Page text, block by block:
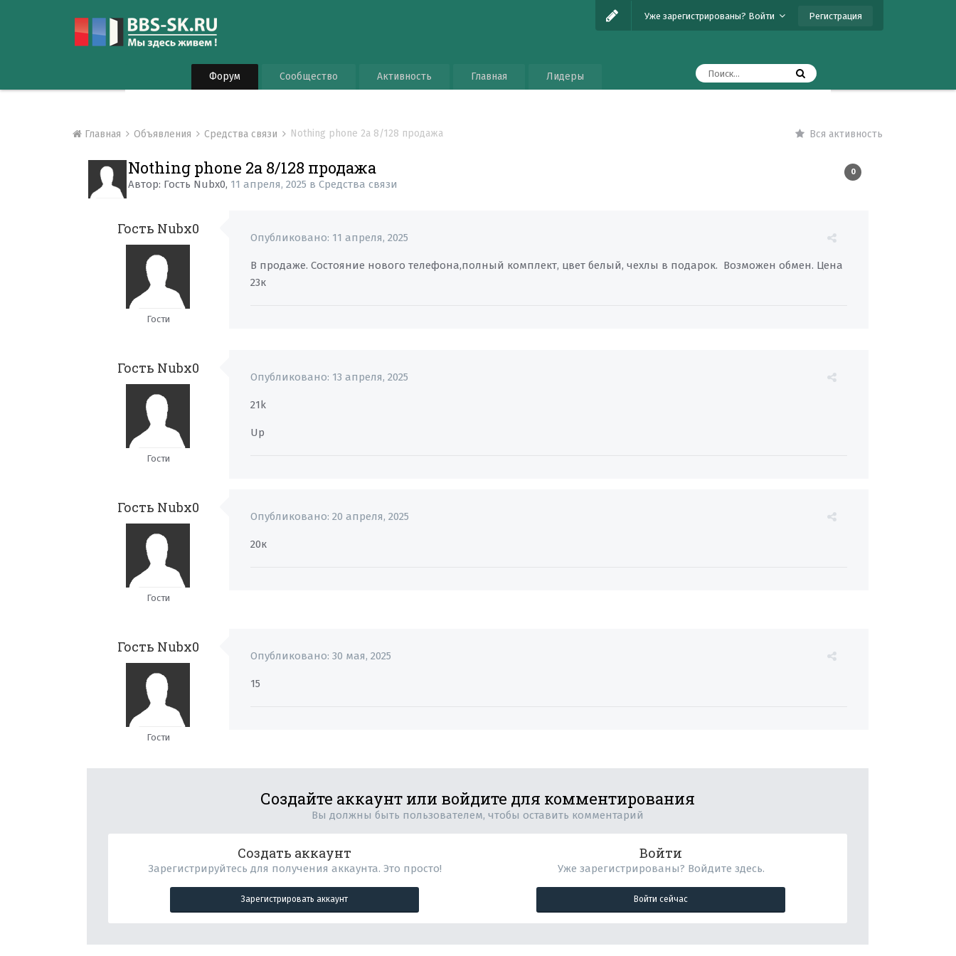
Уже зарегистрированы? Войти Регистрация
Форум Сообщество Активность Главная Лидеры
Вся активность
Главная Объявления Средства связи Nothing phone 2a 8/128 продажа
0
Nothing phone 2a 8/128 продажа
Автор: Гость Nubx0, 11 апреля, 2025 вСредства связи
Гость Nubx0
Гости
Опубликовано: 11 апреля, 2025
В продаже. Состояние нового телефона,полный комплект, цвет белый, чехлы в подарок. Возможен обмен. Цена
23к
Гость Nubx0
Гости
Опубликовано: 13 апреля, 2025
21k
Up
Гость Nubx0
Гости
Опубликовано:20 апреля, 2025
20к
Гость Nubx0
Гости
Опубликовано:30 мая, 2025
15
Создайте аккаунт или войдите для комментирования
Вы должны быть пользователем, чтобы оставить комментарий
Создать аккаунт
Зарегистрируйтесь для получения аккаунта. Это просто!
Зарегистрировать аккаунт
Войти
Уже зарегистрированы? Войдите здесь.
Войти сейчас